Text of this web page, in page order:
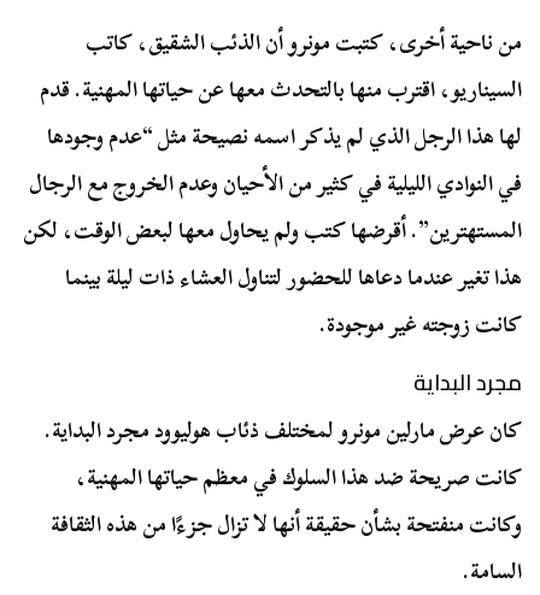
من ناحية أخرى، كتبت مونرو أن الذئب الشقيق، كاتب
السيناريو، اقترب منها بالتحدث معها عن حياتها المهنية. قدم
لها هذا الرجل الذي لم يذكر اسمه نصيحة مثل “عدم وجودها
في النوادي الليلية في كثير من الأحيان وعدم الخروج مع الرجال
المستهترين”. أقرضها كتب ولم يحاول معها لبعض الوقت، لكن
هذا تغير عندما دعاها للحضور لتناول العشاء ذات ليلة بينما
كانت زوجته غير موجودة.
مجرد البداية
كان عرض مارلين مونرو لمختلف ذئاب هوليوود مجرد البداية.
كانت صريحة ضد هذا السلوك في معظم حياتها المهنية،
وكانت منفتحة بشأن حقيقة أنها لا تزال جزءًا من هذه الثقافة
السامة.